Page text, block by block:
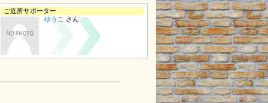
ご近所サポーター
ゆうこ さん